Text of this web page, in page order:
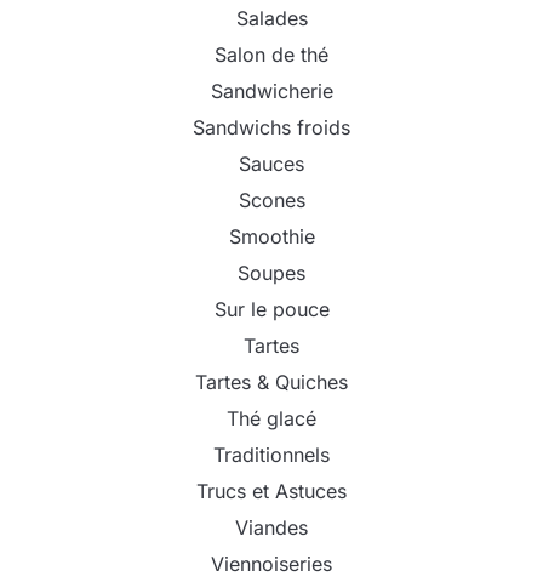
Salades
Salon de thé
Sandwicherie
Sandwichs froids
Sauces
Scones
Smoothie
Soupes
Sur le pouce
Tartes
Tartes & Quiches
Thé glacé
Traditionnels
Trucs et Astuces
Viandes
Viennoiseries